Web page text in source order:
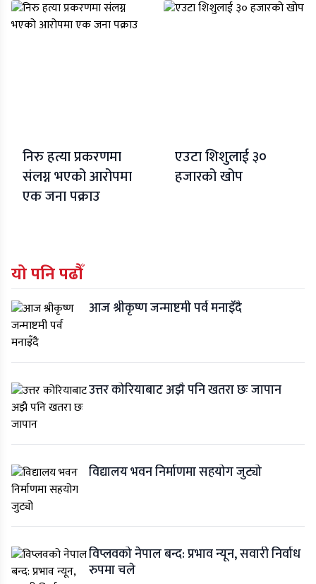
निरु हत्या प्रकरणमा
संलग्न भएको आरोपमा
एक जना पक्राउ
एउटा शिशुलाई ३०
हजारको खोप
यो पनि पढौँ
आज श्रीकृष्ण जन्माष्टमी पर्व मनाइँदै
उत्तर कोरियाबाट अझै पनि खतरा छः जापान
विद्यालय भवन निर्माणमा सहयोग जुट्यो
विप्लवको नेपाल बन्द: प्रभाव न्यून, सवारी निर्वाध
रुपमा चले